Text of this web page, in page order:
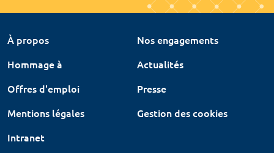
À propos
Nos engagements
Hommage à
Actualités
Offres d'emploi
Presse
Mentions légales
Gestion des cookies
Intranet